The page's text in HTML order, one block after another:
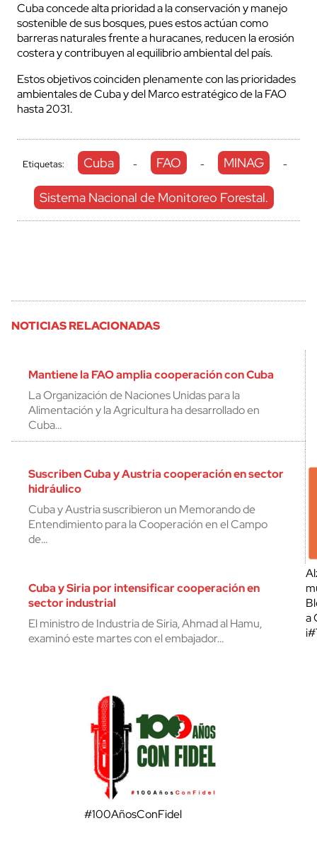
Cuba concede alta prioridad a la conservación y manejo
sostenible de sus bosques, pues estos actúan como
barreras naturales frente a huracanes, reducen la erosión
costera y contribuyen al equilibrio ambiental del país.
Estos objetivos coinciden plenamente con las prioridades
ambientales de Cuba y del Marco estratégico de la FAO
hasta 2031.
Etiquetas: Cuba - FAO - MINAG -
Sistema Nacional de Monitoreo Forestal.
NOTICIAS RELACIONADAS
Mantiene la FAO amplia cooperación con Cuba
La Organización de Naciones Unidas para la
Alimentación y la Agricultura ha desarrollado en
Cuba…
Suscriben Cuba y Austria cooperación en sector
hidráulico
Cuba y Austria suscribieron un Memorando de
Entendimiento para la Cooperación en el Campo
de…
Cuba y Siria por intensificar cooperación en
sector industrial
El ministro de Industria de Siria, Ahmad al Hamu,
examinó este martes con el embajador…
a
#100AñosConFidel